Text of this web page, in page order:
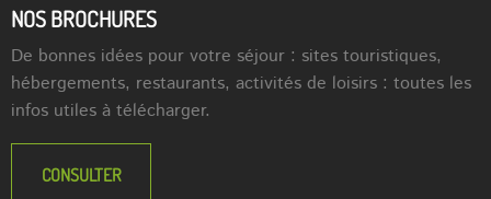
NOS BROCHURES
De bonnes idées pour votre séjour : sites touristiques,
hébergements, restaurants, activités de loisirs : toutes les
infos utiles à télécharger.
CONSULTER